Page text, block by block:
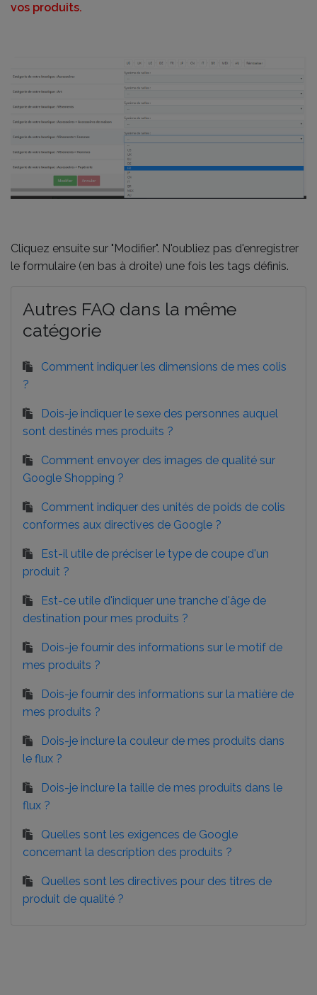
vos produits.
Cliquez ensuite sur "Modifier". N'oubliez pas d'enregistrer
le formulaire (en bas à droite) une fois les tags définis.
Autres FAQ dans la même
catégorie
Comment indiquer les dimensions de mes colis
?
Dois-je indiquer le sexe des personnes auquel
sont destinés mes produits ?
Comment envoyer des images de qualité sur
Google Shopping ?
Comment indiquer des unités de poids de colis
conformes aux directives de Google ?
Est-il utile de préciser le type de coupe d'un
produit ?
Est-ce utile d'indiquer une tranche d'âge de
destination pour mes produits ?
Dois-je fournir des informations sur le motif de
mes produits ?
Dois-je fournir des informations sur la matière de
mes produits ?
Dois-je inclure la couleur de mes produits dans
le flux ?
Dois-je inclure la taille de mes produits dans le
flux ?
Quelles sont les exigences de Google
concernant la description des produits ?
Quelles sont les directives pour des titres de
produit de qualité ?